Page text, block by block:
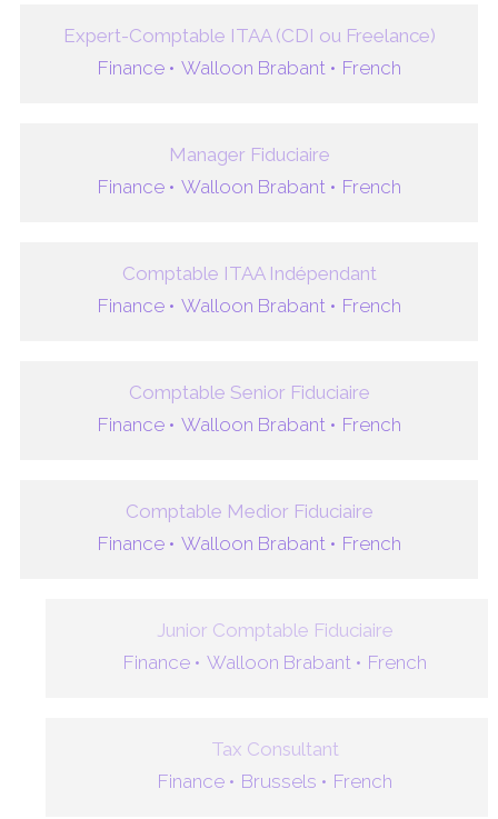
Expert-Comptable ITAA (CDI ou Freelance)
Finance • Walloon Brabant • French
Manager Fiduciaire
Finance • Walloon Brabant • French
Comptable ITAA Indépendant
Finance • Walloon Brabant • French
Comptable Senior Fiduciaire
Finance • Walloon Brabant • French
Comptable Medior Fiduciaire
Finance • Walloon Brabant • French
Junior Comptable Fiduciaire
Finance • Walloon Brabant • French
Tax Consultant
Finance • Brussels • French